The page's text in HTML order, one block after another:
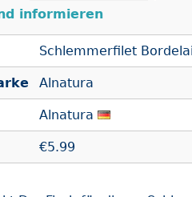
informieren
Schlemmerfilet
Alnatura
Alnatura
€5.99